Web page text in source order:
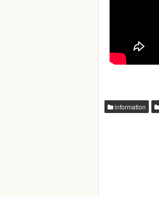
information